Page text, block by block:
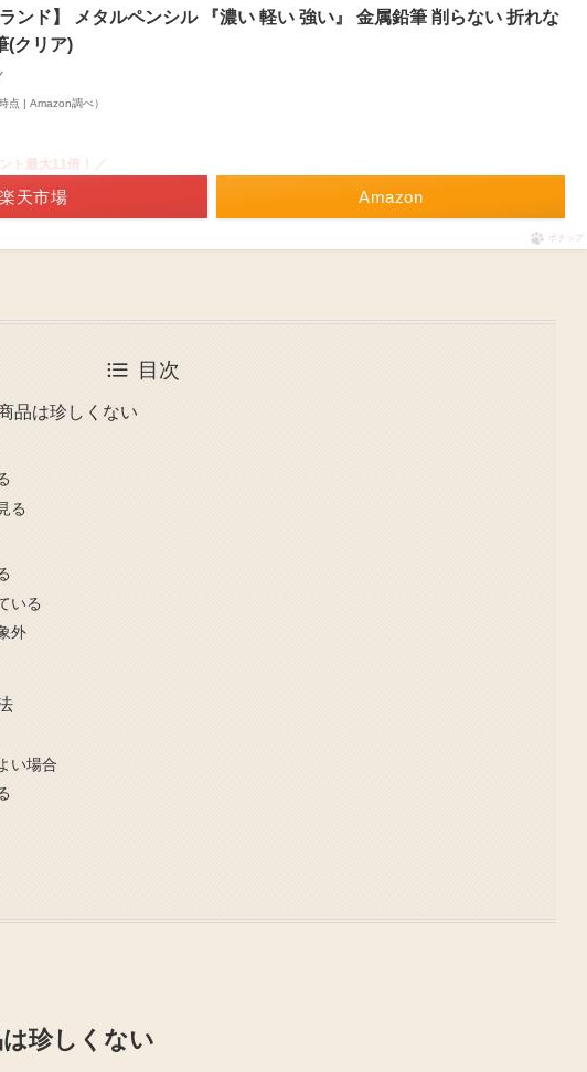
ンド】 メタルペンシル 『濃い 軽い 強い』 金属鉛筆 削らない 折れな
(クリア)
点 | Amazon調べ）
Amazon
ト最大11倍！／
楽天市場
ポチップ
目次
品は珍しくない
る
いる
外
い場合
珍しくない